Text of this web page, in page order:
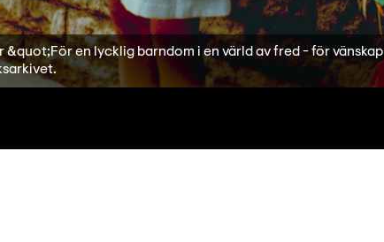
en lycklig barndom i en värld av fred - för